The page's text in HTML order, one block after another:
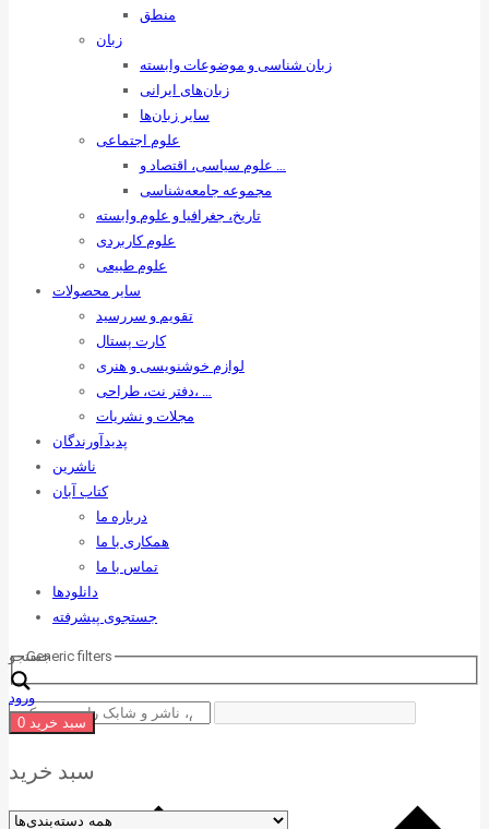
منطق
زبان
زبان ‌شناسی و موضوعات وابسته
زبان‌های ایرانی
سایر زبان‌ها
علوم اجتماعی
علوم سیاسی، اقتصاد و …
مجموعه جامعه‌شناسی
تاریخ، جغرافیا و علوم وابسته
علوم کاربردی
علوم طبیعی
سایر محصولات
تقویم و سررسید
کارت پستال
لوازم خوشنویسی و هنری
دفتر نت، طراحی، …
مجلات و نشریات
پدیدآورندگان
ناشرین
کتاب آبان
درباره ما
همکاری با ما
تماس با ما
دانلودها
جستجوی پیشرفته
جستجو
Generic filters
ورود
سبد خرید 0
سبد خرید